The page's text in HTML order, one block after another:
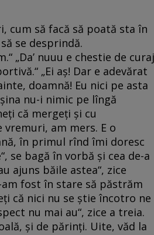
cum să facă să poată sta în
se desprindă.
„Da’ nuuu e chestie de
„Ei aş! Dar e adevărat
doamnă! Eu nici pe asta
nu-i nimic pe lîngă
că mergeţi şi cu
vremuri, am mers. E o
în primul rînd îmi doresc
se bagă în vorbă şi cea de-a
ajuns băile astea“, zice
am fost în stare să păstrăm
că nici nu se ştie încotro ne
nu mai au“, zice a treia.
şi de părinţi. Uite, văd la